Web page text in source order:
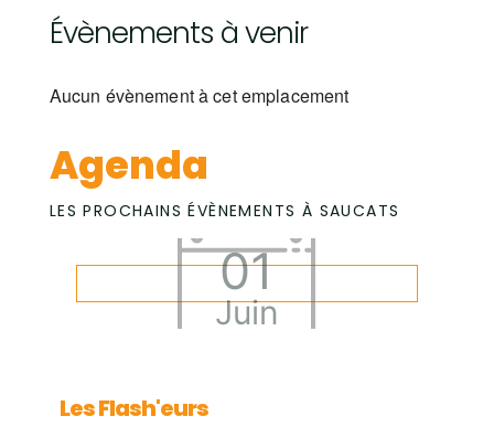
Évènements à venir
Aucun évènement à cet emplacement
Agenda
LES PROCHAINS ÉVÈNEMENTS À SAUCATS
01
Juin
Les Flash'eurs